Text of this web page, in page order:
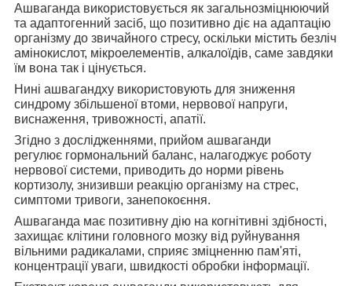
Ашваганда використовується як загальнозміцнюючий
та адаптогенний засіб, що позитивно діє на адаптацію
організму до звичайного стресу, оскільки містить безліч
амінокислот, мікроелементів, алкалоїдів, саме завдяки
їм вона так і цінується.
Нині ашвагандху використовують для зниження
синдрому збільшеної втоми, нервової напруги,
виснаження, тривожності, апатії.
Згідно з дослідженнями, прийом ашваганди
регулює гормональний баланс, налагоджує роботу
нервової системи, приводить до норми рівень
кортизолу, знизивши реакцію організму на стрес,
симптоми тривоги, занепокоєння.
Ашваганда має позитивну дію на когнітивні здібності,
захищає клітини головного мозку від руйнування
вільними радикалами, сприяє зміцненню пам'яті,
концентрації уваги, швидкості обробки інформації.